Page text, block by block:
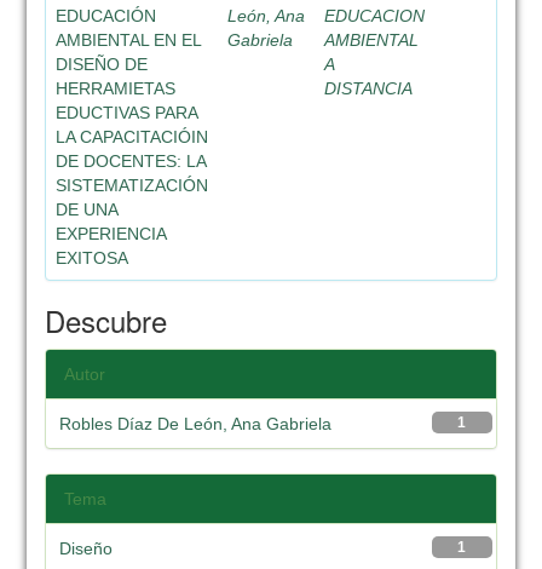
EDUCACIÓN
AMBIENTAL EN EL
DISEÑO DE
HERRAMIETAS
EDUCTIVAS PARA
LA CAPACITACIÓIN
DE DOCENTES: LA
SISTEMATIZACIÓN
DE UNA
EXPERIENCIA
EXITOSA
León, Ana
Gabriela
EDUCACION
AMBIENTAL
A
DISTANCIA
Descubre
Autor
1
Robles Díaz De León, Ana Gabriela
Tema
1
Diseño